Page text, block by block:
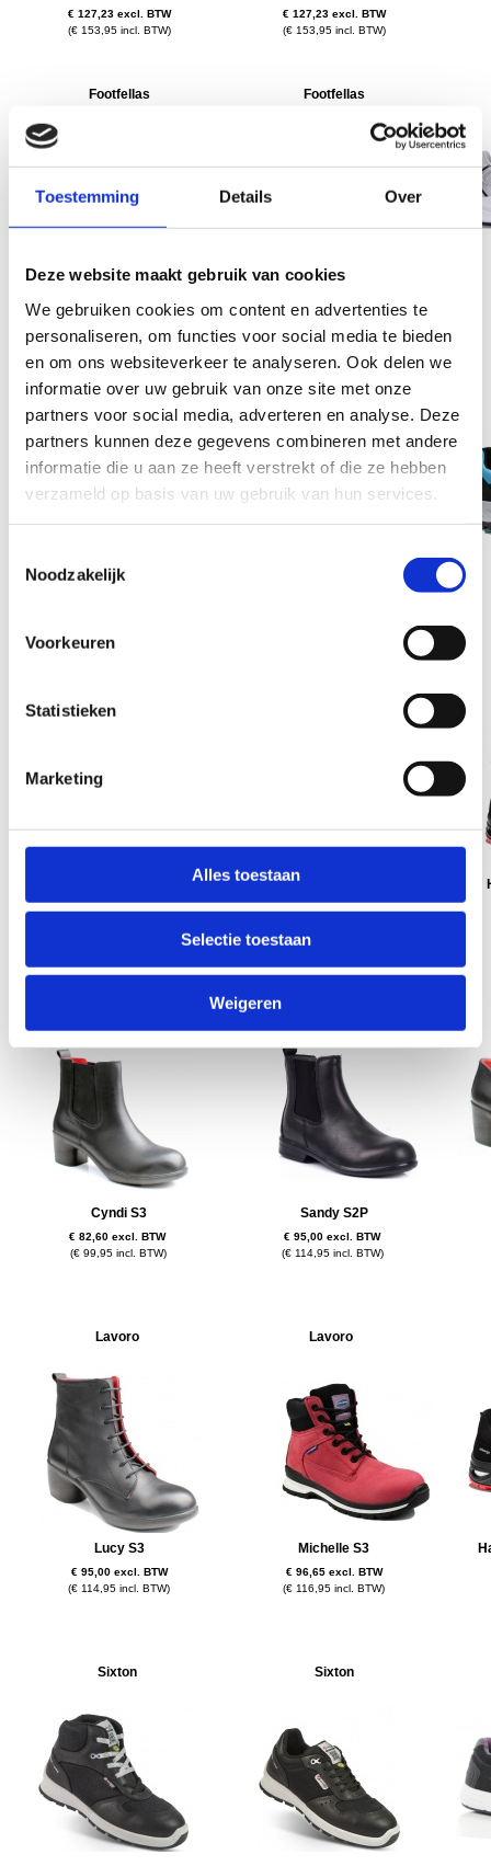
Toestemming Details Over
Deze website maakt gebruik van cookies
We gebruiken cookies om content en advertenties te
personaliseren, om functies voor social media te bieden
en om ons websiteverkeer te analyseren. Ook delen we
informatie over uw gebruik van onze site met onze
partners voor social media, adverteren en analyse. Deze
partners kunnen deze gegevens combineren met andere
informatie die u aan ze heeft verstrekt of die ze hebben
verzameld op basis van uw gebruik van hun services.
Noodzakelijk
Voorkeuren
Statistieken
Marketing
Alles toestaan
Selectie toestaan
Weigeren
€ 127,23 excl. BTW
€ 127,23 excl. BTW
(€ 153,95 incl. BTW)
(€ 153,95 incl. BTW)
Footfellas Footfellas
Jane S3S Maya S3S
(€ 144,50 incl. BTW)
(€ 144,50 incl. BTW)
Elten Elten
Maddie S1P
€ 90,87 excl. BTW
€ 91,69 excl. BTW
Cyndi S3 Sandy S2P
€ 82,60 excl. BTW
€ 95,00 excl. BTW
(€ 99,95 incl. BTW)
(€ 114,95 incl. BTW)
Lavoro Lavoro
Lucy S3 Michelle S3
€ 95,00 excl. BTW
€ 96,65 excl. BTW
(€ 114,95 incl. BTW)
(€ 116,95 incl. BTW)
Sixton Sixton